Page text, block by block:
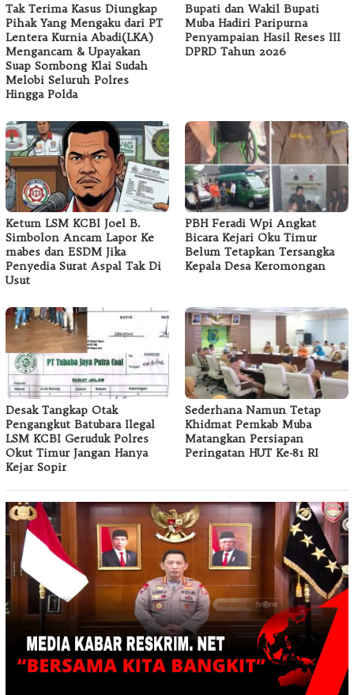
Tak Terima Kasus Diungkap
Pihak Yang Mengaku dari PT
Lentera Kurnia Abadi(LKA)
Mengancam & Upayakan
Suap Sombong Klai Sudah
Melobi Seluruh Polres
Hingga Polda
Bupati dan Wakil Bupati
Muba Hadiri Paripurna
Penyampaian Hasil Reses III
DPRD Tahun 2026
Ketum LSM KCBI Joel B.
Simbolon Ancam Lapor Ke
mabes dan ESDM Jika
Penyedia Surat Aspal Tak Di
Usut
PBH Feradi Wpi Angkat
Bicara Kejari Oku Timur
Belum Tetapkan Tersangka
Kepala Desa Keromongan
Desak Tangkap Otak
Pengangkut Batubara Ilegal
LSM KCBI Geruduk Polres
Okut Timur Jangan Hanya
Kejar Sopir
Sederhana Namun Tetap
Khidmat Pemkab Muba
Matangkan Persiapan
Peringatan HUT Ke-81 RI